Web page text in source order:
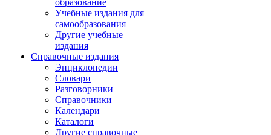
образование
Учебные издания для
самообразования
Другие учебные
издания
Справочные издания
Энциклопедии
Словари
Разговорники
Справочники
Календари
Каталоги
Другие справочные